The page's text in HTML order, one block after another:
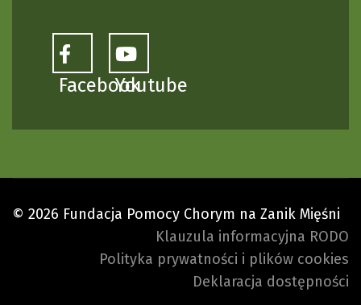
FacebookYoutube
© 2026 Fundacja Pomocy Chorym na Zanik Mięśni
Klauzula informacyjna RODO
Polityka prywatności i plików cookies
Deklaracja dostępności